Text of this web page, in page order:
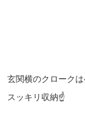
玄関横のクローク
スッキリ収納☝